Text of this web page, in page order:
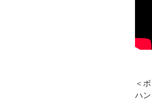
＜
ハ